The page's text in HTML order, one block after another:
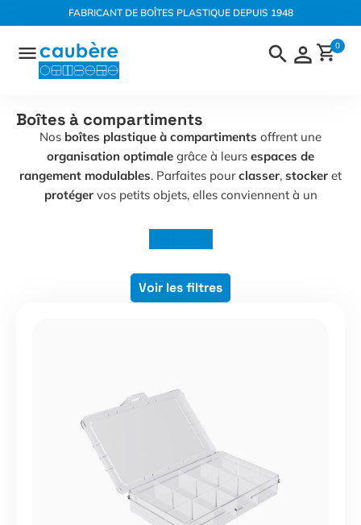
Panneau de gestion des cookies
au
contenu
FABRICANT DE BOÎTES PLASTIQUE DEPUIS 1948
0
Boîtes à compartiments
Nos boîtes plastique à compartiments offrent une
organisation optimale grâce à leurs espaces de
rangement modulables. Parfaites pourclasser, stocker et
protégervos petits objets, elles conviennent à un
Voir les filtres